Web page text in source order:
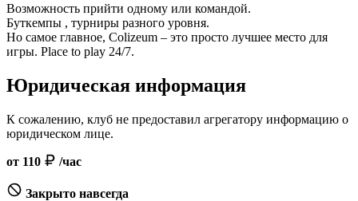
Возможность прийти одному или командой.
Буткемпы , турниры разного уровня.
Но самое главное, Colizeum – это просто лучшее место для
игры. Place to play 24/7.
Юридическая информация
К сожалению, клуб не предоставил агрегатору информацию о
юридическом лице.
от 110 /час
Закрыто навсегда